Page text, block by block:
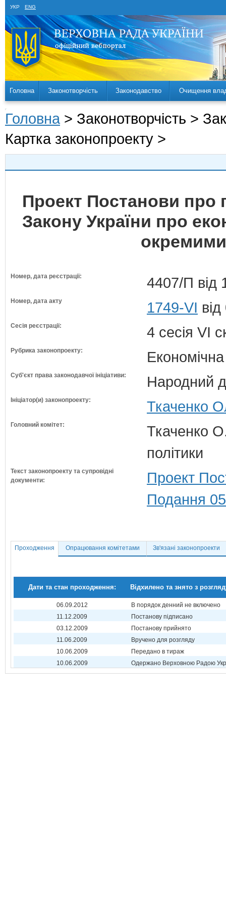
УКР ENG
Головна Законотворчість Законодавство Очищення
Головна > Законотворчість >
Картка законопроекту >
Проект Постанови про
Закону України про
Номер, дата реєстрації: 4407/П від
Номер, дата акту 1749-VI
Сесія реєстрації: 4 сесія VI
Рубрика законопроекту:
Суб'єкт права законодавчої ініціативи: Народний
Ініціатор(и) законопроекту: Ткаченко
Головний комітет:
Ткаченко
політики
Текст законопроекту та супровідні
документи:
Проект
Подання
Проходження Опрацювання комітетами Зв'язані законопроекти
Дати та стан проходження: Відхилено та знято з
06.09.2012
В порядок денний не включено
11.12.2009
Постанову підписано
03.12.2009
Постанову прийнято
11.06.2009
Вручено для розгляду
10.06.2009
Передано в тираж
10.06.2009
Одержано Верховною Радою